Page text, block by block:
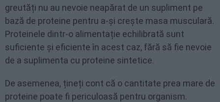
greutăți nu au nevoie neapărat de un supliment pe
bază de proteine pentru a-și crește masa musculară.
Proteinele dintr-o alimentație echilibrată sunt
suficiente și eficiente în acest caz, fără să fie nevoie
de a suplimenta cu proteine sintetice.
De asemenea, țineți cont că o cantitate prea mare de
proteine poate fi periculoasă pentru organism.